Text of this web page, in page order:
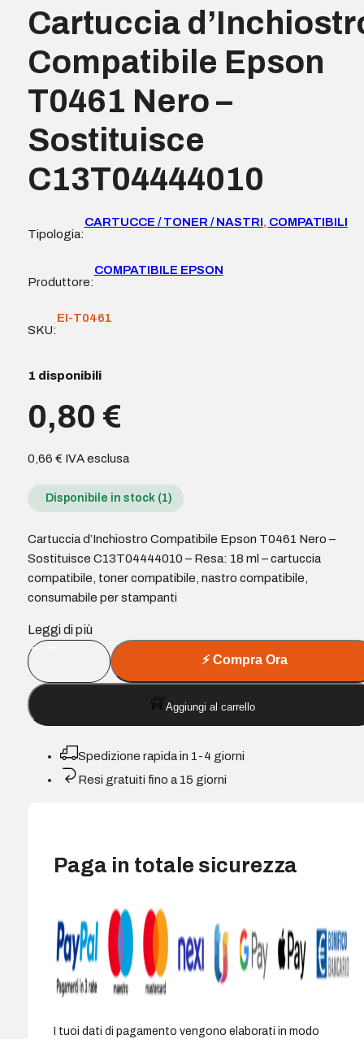
Cartuccia
Compatibile Epson
T0461 Nero –
Sostituisce
C13T04444010
Tipologia:
CARTUCCE / TONER / NASTRI, COMPATIBILI
Produttore:
COMPATIBILE EPSON
SKU:
EI-T0461
1 disponibili
0,80 €
0,66 € IVA esclusa
Disponibile in stock (1)
Cartuccia d’Inchiostro Compatibile Epson T0461 Nero –
Sostituisce C13T04444010 – Resa: 18 ml – cartuccia
compatibile, toner compatibile, nastro compatibile,
consumabile per stampanti
Leggi di più
Cartuccia
d'Inchiostro
Compatibile
Epson
T0461
Sostituisce
⚡Compra Ora
Aggiungi al carrello
Spedizione rapida in 1-4 giorni
Resi gratuiti fino a 15 giorni
Paga in totale sicurezza
I tuoi dati di pagamento vengono elaborati in modo